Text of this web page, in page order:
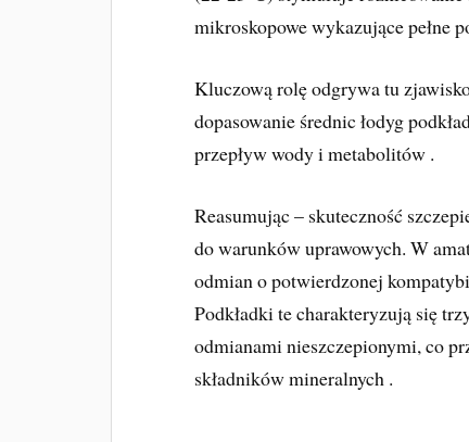
mikroskopowe wykazujące pełne
Kluczową rolę odgrywa tu
dopasowanie średnic łodyg
przepływ wody i metabolitów .
Reasumując – skuteczność
do warunków uprawowych. W
odmian o potwierdzonej
Podkładki te charakteryzują się
odmianami nieszczepionymi, co
składników mineralnych .